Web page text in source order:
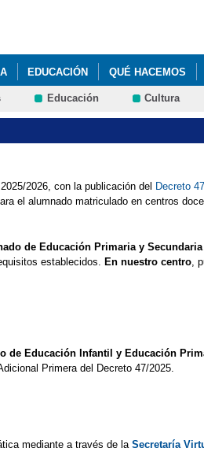
EDUCACIÓN QUÉ HACEMOS
1º Y 2º DE PRIMARIA COBISA
Educación Cultura
2026, con la publicación del Decreto
el alumnado matriculado en centros
de Educación Primaria y
establecidos. En nuestro centro ,
de Educación Infantil y Educación
Primera del Decreto 47/2025.
mediante a través de la Secretaría